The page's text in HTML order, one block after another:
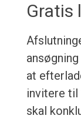
Gratis
at
invitere til
skal